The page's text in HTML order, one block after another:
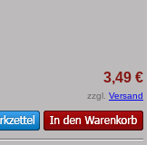
3,49 €
zzgl. Versand